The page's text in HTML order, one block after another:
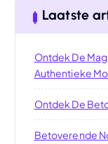
Laatste
Ontdek De
Authentieke
Ontdek De
Betoverende